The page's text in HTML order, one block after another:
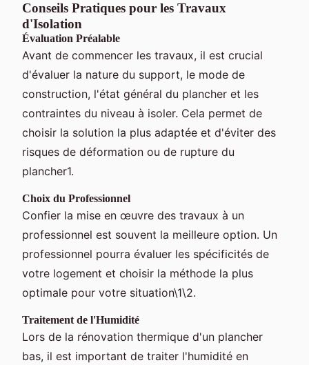
Conseils Pratiques pour les Travaux
d'Isolation
Évaluation Préalable
Avant de commencer les travaux, il est crucial
d'évaluer la nature du support, le mode de
construction, l'état général du plancher et les
contraintes du niveau à isoler. Cela permet de
choisir la solution la plus adaptée et d'éviter des
risques de déformation ou de rupture du
plancher1.
Choix du Professionnel
Confier la mise en œuvre des travaux à un
professionnel est souvent la meilleure option. Un
professionnel pourra évaluer les spécificités de
votre logement et choisir la méthode la plus
optimale pour votre situation\1\2.
Traitement de l'Humidité
Lors de la rénovation thermique d'un plancher
bas, il est important de traiter l'humidité en